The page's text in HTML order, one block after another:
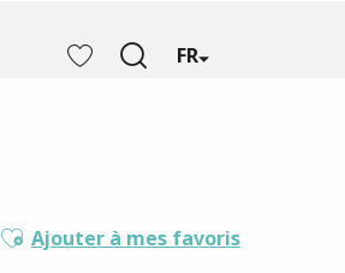
FR
Ajouter aux favoris
Ajouter à mes favoris